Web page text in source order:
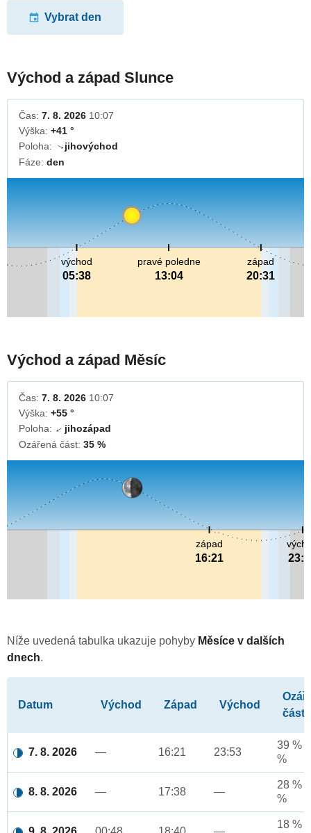
Vybrat den
Východ a západ Slunce
Čas: 7. 8. 2026 10:07
Výška: +41 °
Poloha:
↓jihovýchod
Fáze: den
pravé poledne
13:04
východ
05:38
západ
20:31
Východ a západ Měsíc
Čas: 7. 8. 2026 10:07
Výška: +55 °
Poloha: ↓jihozápad
Ozářená část: 35 %
západ
16:21
Níže uvedená tabulka ukazuje pohyby Měsíce v dalších
dnech.
Datum Východ Západ Východ
část
7. 8. 2026 — 16:21 23:53
39 %
%
8. 8. 2026 — 17:38 —
28 %
%
18 %